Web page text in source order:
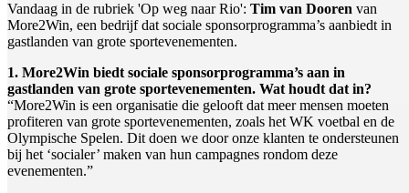
Vandaag in de rubriek 'Op weg naar Rio': Tim van Dooren van
More2Win, een bedrijf dat sociale sponsorprogramma’s aanbiedt in
gastlanden van grote sportevenementen.
1. More2Win biedt sociale sponsorprogramma’s aan in
gastlanden van grote sportevenementen. Wat houdt dat in?
“More2Win is een organisatie die gelooft dat meer mensen moeten
profiteren van grote sportevenementen, zoals het WK voetbal en de
Olympische Spelen. Dit doen we door onze klanten te ondersteunen
bij het ‘socialer’ maken van hun campagnes rondom deze
evenementen.”